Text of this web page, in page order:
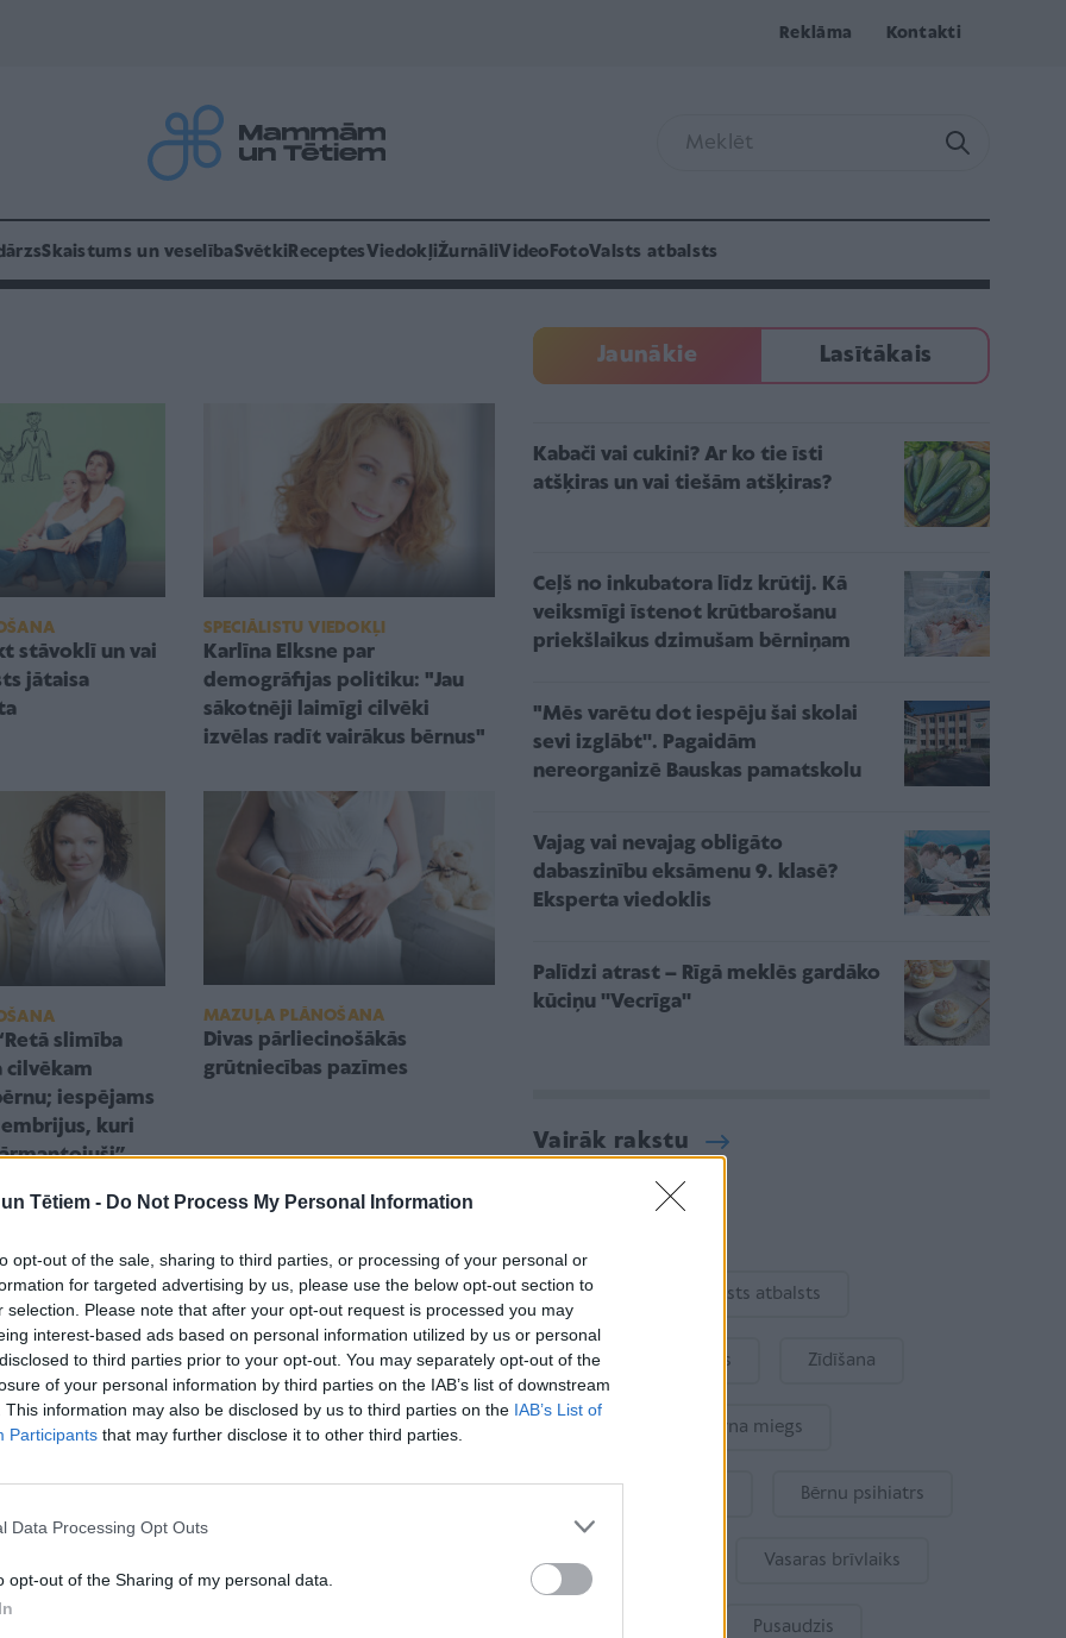
Tētiem - Do Not Process My Personal Information
opt-out of the sale, sharing to third parties, or processing of your personal or
for targeted advertising by us, please use the below opt-out section to
selection. Please note that after your opt-out request is processed you may
interest-based ads based on personal information utilized by us or personal
to third parties prior to your opt-out. You may separately opt-out of the
of your personal information by third parties on the IAB’s list of downstream
This information may also be disclosed by us to third parties on the IAB’s List of
Participants that may further disclose it to other third parties.
Data Processing Opt Outs
opt-out of the Sharing of my personal data.
Reklāma Kontakti
Skaistums un veselībaSvētki ReceptesViedokļiŽurnāliVideo FotoValsts atbalsts
stāvoklī un vai
jātaisa
SPECIĀLISTU VIEDOKĻI
Karlīna Elksne par
demogrāfijas politiku: "Jau
sākotnēji laimīgi cilvēki
izvēlas radīt vairākus bērnus"
slimība
cilvēkam
iespējams
kuri
MAZUĻA PLĀNOŠANA
Divas pārliecinošākās
grūtniecības pazīmes
Kristīni
laikā
ĢIMENES VEIDOŠANA
nākamajam bērnam?
Jaunākie Lasītākais
Kabači vai cukini? Ar ko tie īsti
atšķiras un vai tiešām atšķiras?
Ceļš no inkubatora līdz krūtij. Kā
veiksmīgi īstenot krūtbarošanu
priekšlaikus dzimušam bērniņam
"Mēs varētu dot iespēju šai skolai
sevi izglābt''. Pagaidām
nereorganizē Bauskas pamatskolu
Vajag vai nevajag obligāto
dabaszinību eksāmenu 9. klasē?
Eksperta viedoklis
Palīdzi atrast – Rīgā meklēs gardāko
kūciņu ''Vecrīga''
Vairāk rakstu
Ukraina Valsts atbalsts
Kur šodien atpūsties Zīdīšana
Bērna miegs
Bērnu psihiatrs
Bērna emocijas Vasaras brīvlaiks
Pusaudzis